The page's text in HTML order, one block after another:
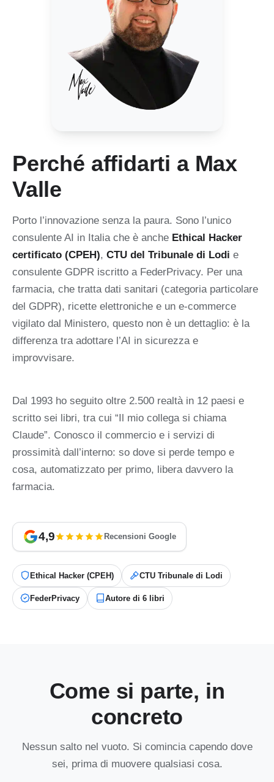
Perché affidarti a Max
Valle
Porto l’innovazione senza la paura. Sono l’unico
consulente AI in Italia che è anche Ethical Hacker
certificato (CPEH), CTU del Tribunale di Lodi e
consulente GDPR iscritto a FederPrivacy. Per una
farmacia, che tratta dati sanitari (categoria particolare
del GDPR), ricette elettroniche e un e-commerce
vigilato dal Ministero, questo non è un dettaglio: è la
differenza tra adottare l’AI in sicurezza e
improvvisare.
Dal 1993 ho seguito oltre 2.500 realtà in 12 paesi e
scritto sei libri, tra cui “Il mio collega si chiama
Claude”. Conosco il commercio e i servizi di
prossimità dall’interno: so dove si perde tempo e
cosa, automatizzato per primo, libera davvero la
farmacia.
4,9 Recensioni Google
Ethical Hacker (CPEH) CTU Tribunale di Lodi
FederPrivacy Autore di 6 libri
Come si parte, in
concreto
Nessun salto nel vuoto. Si comincia capendo dove
sei, prima di muovere qualsiasi cosa.